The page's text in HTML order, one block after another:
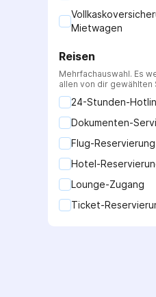
Mietwagen
Reisen
Mehrfachauswahl. Es
allen von dir
24-Stunden-
Dokumenten-
Flug-Reservierung
Hotel-
Lounge-Zugang
Ticket-